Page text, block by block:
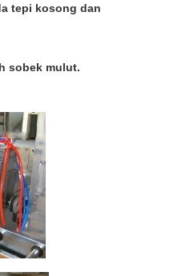
tepi kosong dan
sobek mulut.